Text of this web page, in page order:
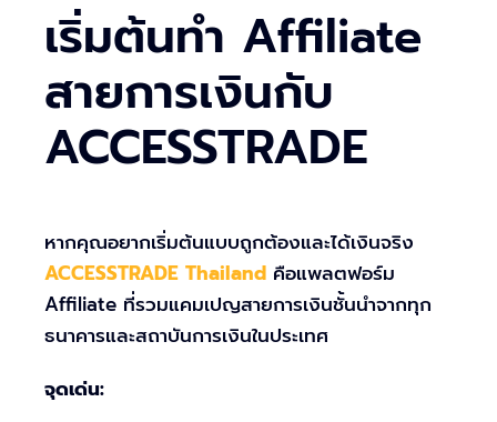
เริ่มต้นทำ Affiliate
สายการเงินกับ
ACCESSTRADE
หากคุณอยากเริ่มต้นแบบถูกต้องและได้เงินจริง
ACCESSTRADE Thailand คือแพลตฟอร์ม
Affiliate ที่รวมแคมเปญสายการเงินชั้นนำจากทุก
ธนาคารและสถาบันการเงินในประเทศ
จุดเด่น: